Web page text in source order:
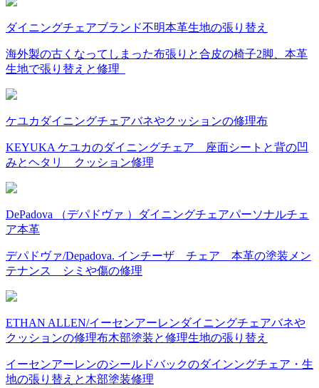
ダイニングチェアブランド不明本革生地の張り替え
海外製の古くなってしまった布張りと合皮の椅子2脚、本革
生地で張り替えと修理
ケユカ ダイニングチェアバネやクッションの修理布
KEYUKA ケユカのダイニングチェア 座面シートと背の凹
みとヘタリ クッション修理
DePadova （デパドヴァ ） ダイニングチェアパーソナルチェ
ア本革
デパドヴァ/Depadova. インチーザ チェア 本革の塗装メン
テナンス シミや傷の修理
ETHAN ALLEN/イーセンアーレンダイニングチェアバネや
クッションの修理布木部塗装と修理生地の張り替え
イーセンアーレンのシールドバックのダインングチェア・生
地の張り替えと木部塗装修理